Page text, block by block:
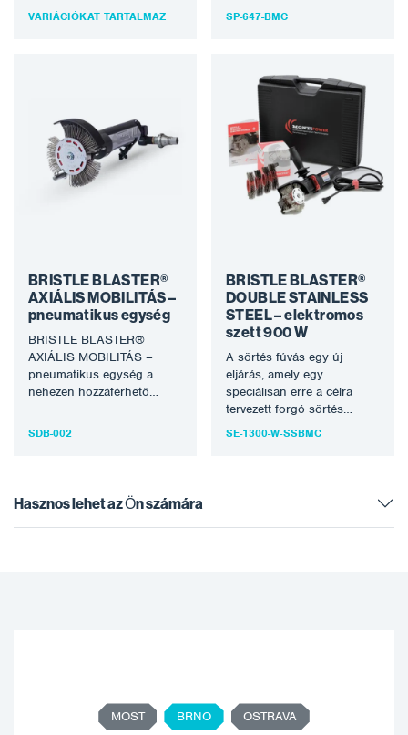
szerszámot használ a
VARIÁCIÓKAT TARTALMAZ SP-647-BMC
BRISTLE BLASTER®
AXIÁLIS MOBILITÁS –
pneumatikus egység
BRISTLE BLASTER®
AXIÁLIS MOBILITÁS –
pneumatikus egység a
nehezen hozzáférhető
egy új eljárás, amely egy
SDB-002
BRISTLE BLASTER®
DOUBLE STAINLESS
STEEL – elektromos
szett 900 W
A sörtés fúvás egy új
eljárás, amely egy
speciálisan erre a célra
tervezett forgó sörtés
szerszámot használ a
SE-1300-W-SSBMC
Hasznos lehet az Ön számára
MOST BRNO OSTRAVA